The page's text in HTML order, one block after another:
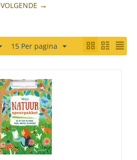
VOLGENDE
15 Per pagina